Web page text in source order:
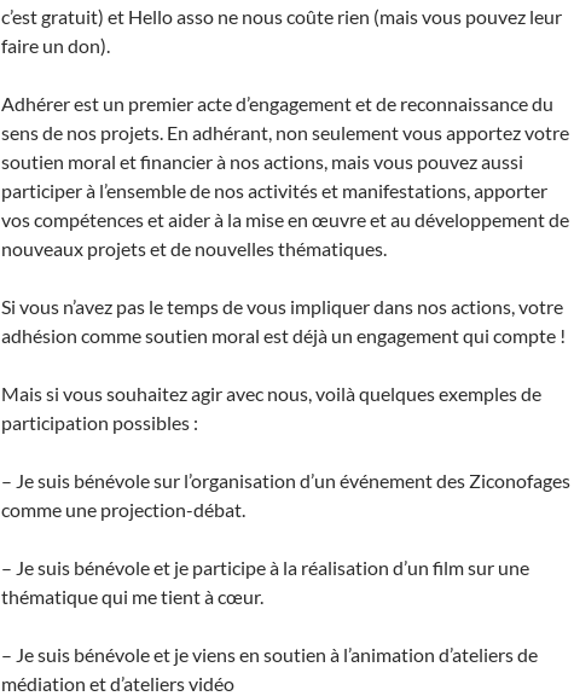
c’est gratuit) et Hello asso ne nous coûte rien (mais vous pouvez leur
faire un don).
Adhérer est un premier acte d’engagement et de reconnaissance du
sens de nos projets. En adhérant, non seulement vous apportez votre
soutien moral et financier à nos actions, mais vous pouvez aussi
participer à l’ensemble de nos activités et manifestations, apporter
vos compétences et aider à la mise en œuvre et au développement de
nouveaux projets et de nouvelles thématiques.
Si vous n’avez pas le temps de vous impliquer dans nos actions, votre
adhésion comme soutien moral est déjà un engagement qui compte !
Mais si vous souhaitez agir avec nous, voilà quelques exemples de
participation possibles :
– Je suis bénévole sur l’organisation d’un événement des Ziconofages
comme une projection-débat.
– Je suis bénévole et je participe à la réalisation d’un film sur une
thématique qui me tient à cœur.
– Je suis bénévole et je viens en soutien à l’animation d’ateliers de
médiation et d’ateliers vidéo